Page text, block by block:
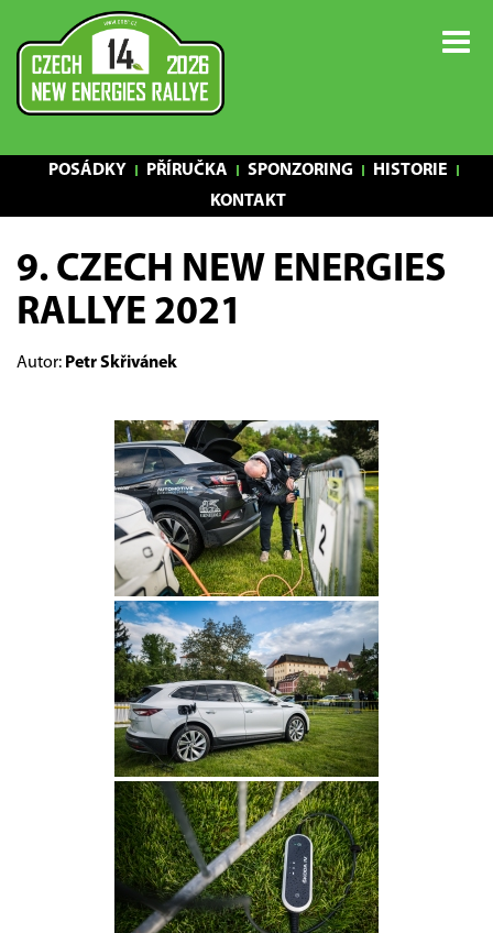
POSÁDKY PŘÍRUČKA SPONZORING
HISTORIE
KONTAKT
9. CZECH NEW ENERGIES
RALLYE 2021
Autor: Petr Skřivánek